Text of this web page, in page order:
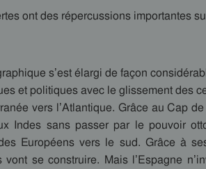
ont des répercussions importantes
s’est élargi de façon
et politiques avec le glissement des
vers l’Atlantique. Grâce au Cap
Indes sans passer par le pouvoir
Européens vers le sud. Grâce à
vont se construire. Mais l’Espagne